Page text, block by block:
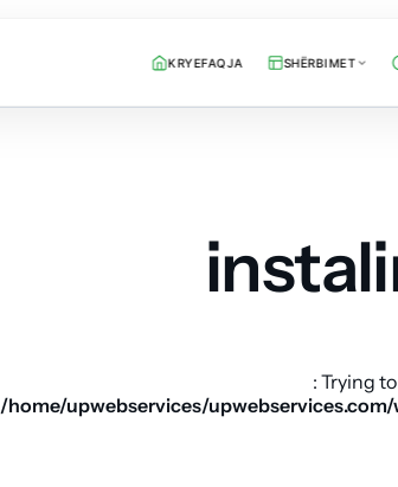
KRYEFAQJA SHËRBIMET
: Trying
/home/upwebservices/